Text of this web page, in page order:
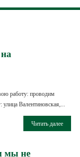
работу: проводим
улица Валентиновская,...
Читать далее
мы не